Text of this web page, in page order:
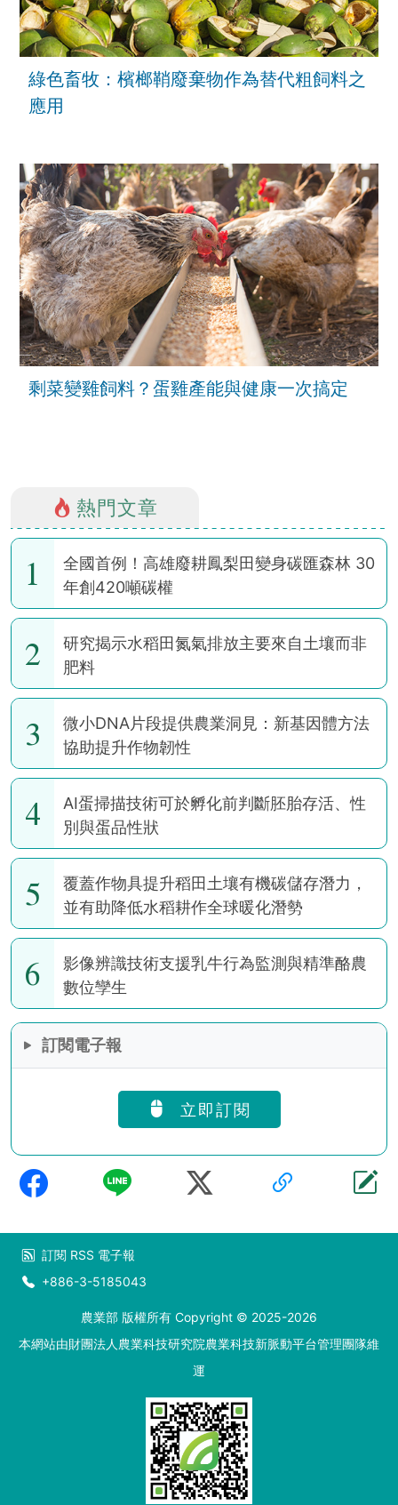
綠色畜牧：檳榔鞘廢棄物作為替代粗飼料之
應用
剩菜變雞飼料？蛋雞產能與健康一次搞定
熱門文章
1
全國首例！高雄廢耕鳳梨田變身碳匯森林 30
年創420噸碳權
2
研究揭示水稻田氮氣排放主要來自土壤而非
肥料
3
微小DNA片段提供農業洞見：新基因體方法
協助提升作物韌性
4
AI蛋掃描技術可於孵化前判斷胚胎存活、性
別與蛋品性狀
5
覆蓋作物具提升稻田土壤有機碳儲存潛力，
並有助降低水稻耕作全球暖化潛勢
6
影像辨識技術支援乳牛行為監測與精準酪農
數位孿生
訂閱電子報
立即訂閱
訂閱 RSS 電子報
+886-3-5185043
農業部 版權所有 Copyright © 2025-2026
本網站由財團法人農業科技研究院農業科技新脈動平台管理團隊維
運